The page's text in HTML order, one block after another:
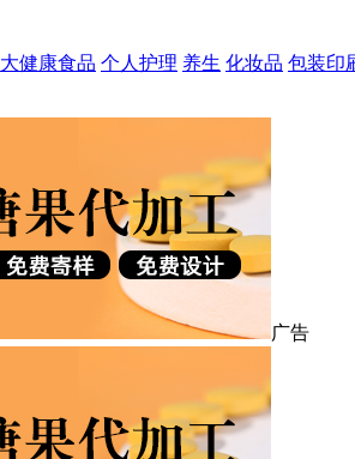
大健康食品 个人护理 养生 化妆品 包装印
广告